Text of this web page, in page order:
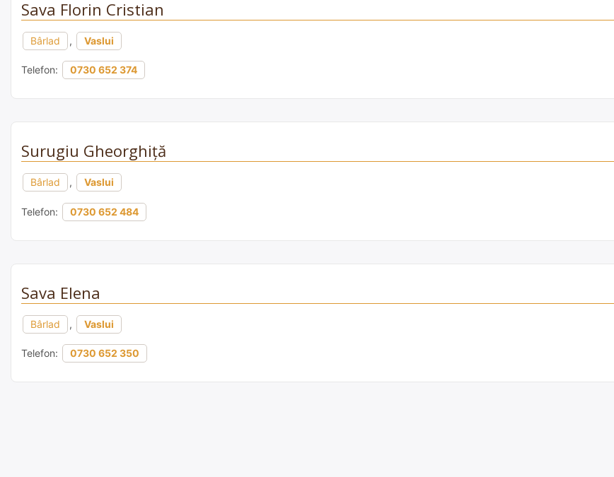
Sava Florin Cristian
Bârlad , Vaslui
Telefon: 0730 652 374
Surugiu Gheorghiță
Bârlad , Vaslui
Telefon: 0730 652 484
Sava Elena
Bârlad , Vaslui
Telefon: 0730 652 350